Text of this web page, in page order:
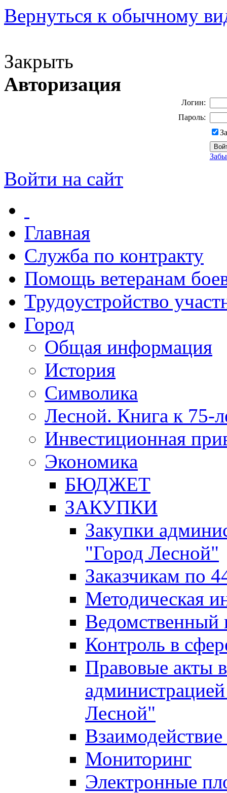
Вернуться к обычному
Закрыть
Авторизация
Логин:
Пароль:
Войти на сайт
Главная
Служба по контракту
Помощь ветеранам
Трудоустройство
Город
Общая информация
История
Символика
Лесной. Книга к 75-
Инвестиционная
Экономика
БЮДЖЕТ
ЗАКУПКИ
Закупки
"Город Лесной"
Заказчикам по
Методическая
Ведомственный
Контроль в
Правовые акты
Лесной"
Мониторинг
Электронные